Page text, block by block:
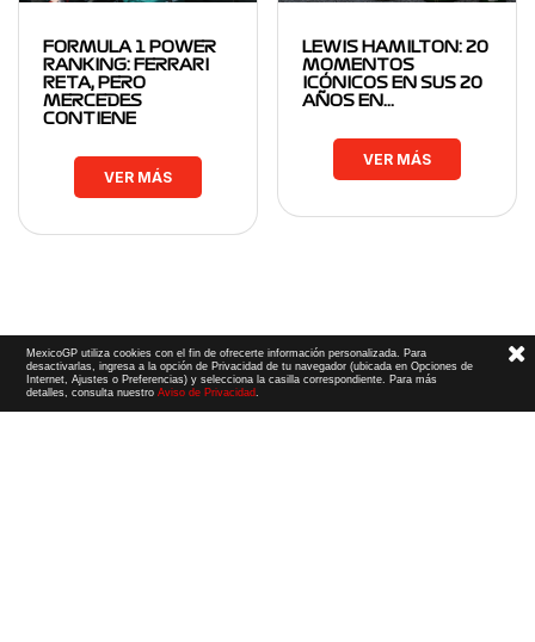
FORMULA 1 POWER
RANKING: FERRARI
RETA, PERO
MERCEDES
CONTIENE
VER MÁS
LEWIS HAMILTON: 20
MOMENTOS
ICÓNICOS EN SUS 20
AÑOS EN…
VER MÁS
MexicoGP utiliza cookies con el fin de ofrecerte información personalizada. Para
desactivarlas, ingresa a la opción de Privacidad de tu navegador (ubicada en Opciones de
Internet, Ajustes o Preferencias) y selecciona la casilla correspondiente. Para más
detalles, consulta nuestroAviso de Privacidad.